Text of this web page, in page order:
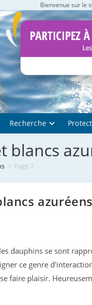
Bienvenue sur le
Recherche
blancs
> Page 7
azuréens
dauphins se sont
ce genre
faire plaisir.